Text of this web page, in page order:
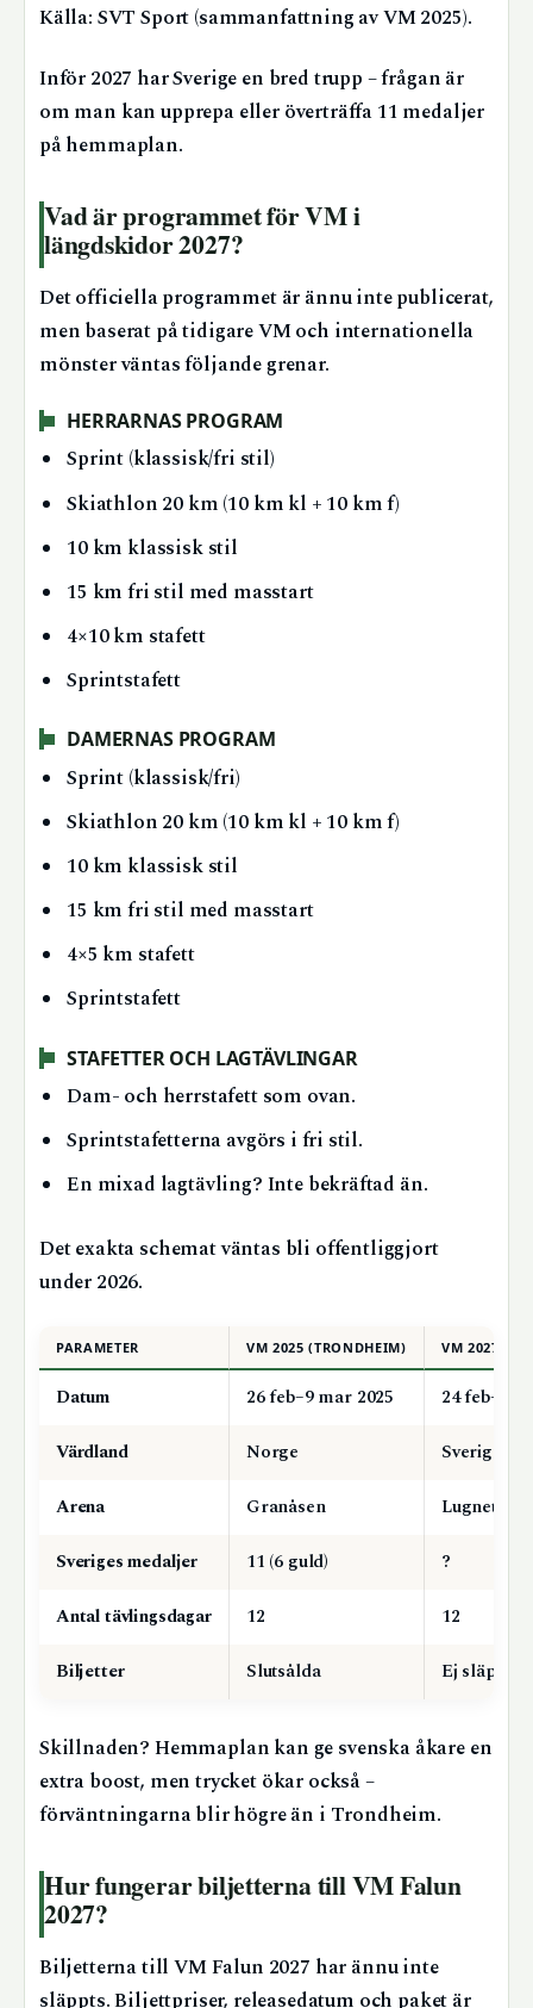
Källa: SVT Sport (sammanfattning av VM 2025).
Inför 2027 har Sverige en bred trupp – frågan är
om man kan upprepa eller överträffa 11 medaljer
på hemmaplan.
Vad är programmet för VM i
längdskidor 2027?
Det officiella programmet är ännu inte publicerat,
men baserat på tidigare VM och internationella
mönster väntas följande grenar.
HERRARNAS PROGRAM
Sprint (klassisk/fri stil)
Skiathlon 20 km (10 km kl + 10 km f)
10 km klassisk stil
15 km fri stil med masstart
4×10 km stafett
Sprintstafett
DAMERNAS PROGRAM
Sprint (klassisk/fri)
Skiathlon 20 km (10 km kl + 10 km f)
10 km klassisk stil
15 km fri stil med masstart
4×5 km stafett
Sprintstafett
STAFETTER OCH LAGTÄVLINGAR
Dam- och herrstafett som ovan.
Sprintstafetterna avgörs i fri stil.
En mixad lagtävling? Inte bekräftad än.
Det exakta schemat väntas bli offentliggjort
under 2026.
Jämförelse mellan VM 2025 och VM 2027
PARAMETER VM 2025 (TRONDHEIM) VM 2027
Datum 26 feb–9 mar 2025
24 feb–7
Värdland
Norge
Sverige
Arena
Granåsen
Lugnet
Sveriges medaljer
11 (6 guld)
?
Antal tävlingsdagar
12
12
Biljetter
Slutsålda Ej släppta
Skillnaden? Hemmaplan kan ge svenska åkare en
extra boost, men trycket ökar också –
förväntningarna blir högre än i Trondheim.
Hur fungerar biljetterna till VM Falun
2027?
Biljetterna till VM Falun 2027 har ännu inte
släppts. Biljettpriser, releasedatum och paket är